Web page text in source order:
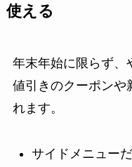
使える
年末年始に限らず、
値引きのクーポンや
れます。
サイドメニュー